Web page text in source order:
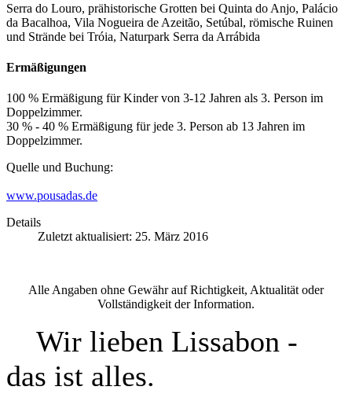
Serra do Louro, prähistorische Grotten bei Quinta do Anjo, Palácio
da Bacalhoa, Vila Nogueira de Azeitão, Setúbal, römische Ruinen
und Strände bei Tróia, Naturpark Serra da Arrábida
Ermäßigungen
100 % Ermäßigung für Kinder von 3-12 Jahren als 3. Person im
Doppelzimmer.
30 % - 40 % Ermäßigung für jede 3. Person ab 13 Jahren im
Doppelzimmer.
Quelle und Buchung:
www.pousadas.de
Details
Zuletzt aktualisiert: 25. März 2016
Alle Angaben ohne Gewähr auf Richtigkeit, Aktualität oder
Vollständigkeit der Information.
Wir lieben Lissabon -
das ist alles.